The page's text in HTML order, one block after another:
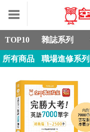
TOP10 雜誌系列
所有商品 職場進修系列